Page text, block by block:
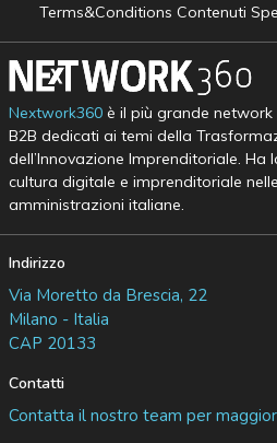
Terms&Conditions Contenuti
Nextwork360è il più grande
B2B dedicati ai temi della
dell’Innovazione Imprenditoriale.
cultura digitale e imprenditoriale
amministrazioni italiane.
Indirizzo
Via Moretto da Brescia, 22
Milano - Italia
CAP 20133
Contatti
Contatta il nostro team per